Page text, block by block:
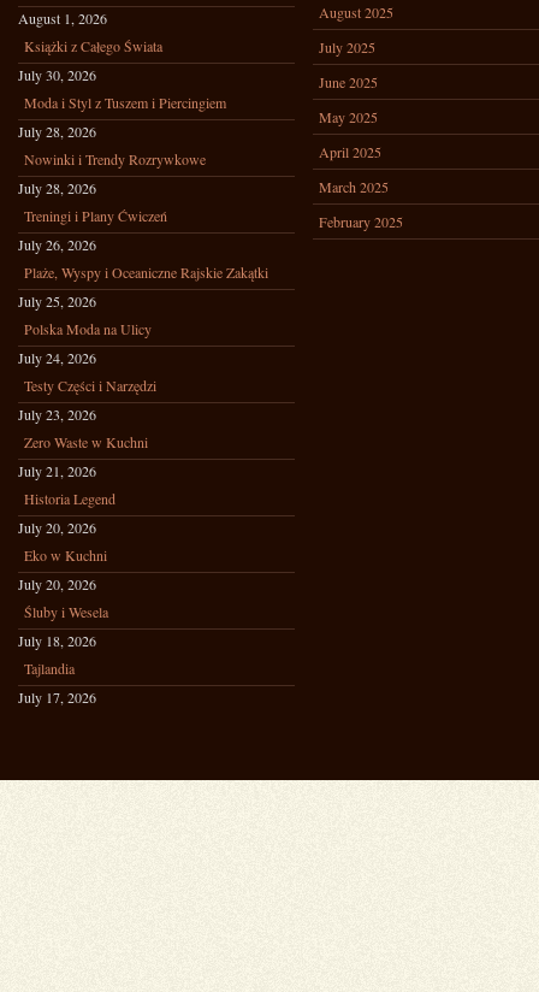
August 1, 2026
Książki z Całego Świata
July 30, 2026
Moda i Styl z Tuszem i Piercingiem
July 28, 2026
Nowinki i Trendy Rozrywkowe
July 28, 2026
Treningi i Plany Ćwiczeń
July 26, 2026
Plaże, Wyspy i Oceaniczne Rajskie Zakątki
July 25, 2026
Polska Moda na Ulicy
July 24, 2026
Testy Części i Narzędzi
July 23, 2026
Zero Waste w Kuchni
July 21, 2026
Historia Legend
July 20, 2026
Eko w Kuchni
July 20, 2026
Śluby i Wesela
July 18, 2026
Tajlandia
July 17, 2026
August 2025
July 2025
June 2025
May 2025
April 2025
March 2025
February 2025